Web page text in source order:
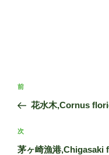
投
ナ
ビ
ゲ
前
の
稿
前
花水木,Cornus
次
の
次
茅ヶ崎漁港,Chigasaki